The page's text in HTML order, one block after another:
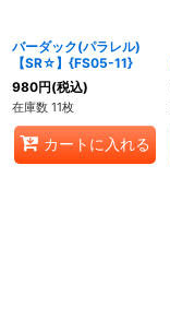
バーダック(パラレル)
【SR☆】{FS05-11}
980円(税込)
在庫数 11枚
カートに入れる